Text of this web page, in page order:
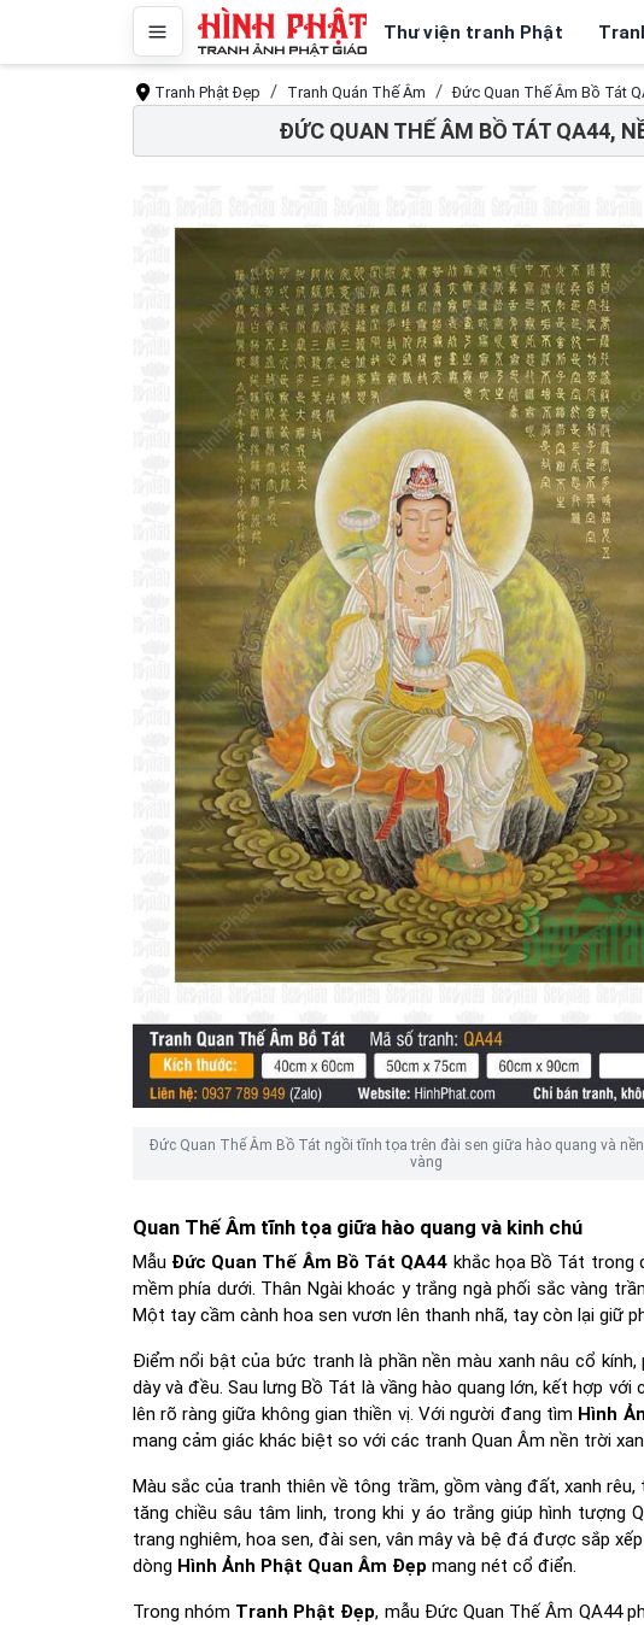
Thư viện tranh Phật
Tranh Phật Đẹp Tranh Quán Thế Âm Đức Quan Thế Âm Bồ Tát
ĐỨC QUAN THẾ ÂM BỒ TÁT QA44,
Đức Quan Thế Âm Bồ Tát ngồi tĩnh tọa trên đài sen giữa hào quang và
vàng
Quan Thế Âm tĩnh tọa giữa hào quang và kinh chú
Mẫu Đức Quan Thế Âm Bồ Tát QA44 khắc họa Bồ Tát trong
mềm phía dưới. Thân Ngài khoác y trắng ngà phối sắc vàng
Một tay cầm cành hoa sen vươn lên thanh nhã, tay còn lại giữ
Điểm nổi bật của bức tranh là phần nền màu xanh nâu cổ
dày và đều. Sau lưng Bồ Tát là vầng hào quang lớn, kết hợp
lên rõ ràng giữa không gian thiền vị. Với người đang tìm Hình
mang cảm giác khác biệt so với các tranh Quan Âm nền trời
Màu sắc của tranh thiên về tông trầm, gồm vàng đất, xanh
tăng chiều sâu tâm linh, trong khi y áo trắng giúp hình tượng
trang nghiêm, hoa sen, đài sen, vân mây và bệ đá được sắp
dòng Hình Ảnh Phật Quan Âm Đẹp mang nét cổ điển.
Trong nhóm Tranh Phật Đẹp, mẫu Đức Quan Thế Âm QA44